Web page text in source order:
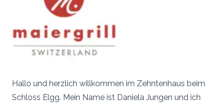
Hallo und herzlich willkommen im Zehntenhaus beim
Schloss Elgg. Mein Name ist Daniela Jungen und ich